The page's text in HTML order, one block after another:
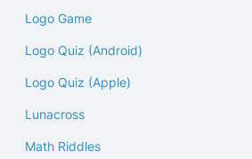
Logo Game
Logo Quiz (Android)
Logo Quiz (Apple)
Lunacross
Math Riddles